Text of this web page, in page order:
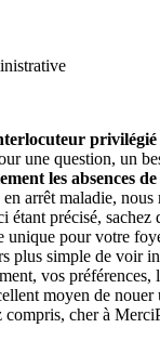
privilégié
une question, un
les absences
arrêt maladie,
étant précisé,
unique pour votre
plus simple de voir
vos préférences,
moyen de
compris, cher à